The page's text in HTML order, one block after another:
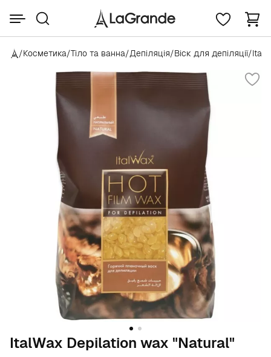
/Косметика/Тіло та ванна/Депіляція/Віск для депіляції/
ItalWax Depilation wax "Natural"